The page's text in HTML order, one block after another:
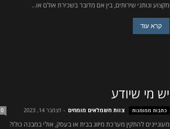
מקצוע ונותני שירותים, בין אם מדובר בשכירת אולם או...
קרא עוד
יש מי שיודע
כתבות ממומנות צוות חשמלאים מומחים - דצמבר 14, 2023 0
מעוניינים להתקין מערכת מיזוג בבית או בעסק, אולי במבנה כולו?